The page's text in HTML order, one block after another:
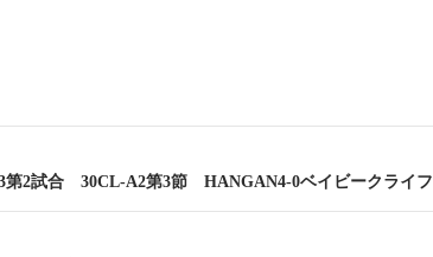
第2試合 30CL-A2第3節 HANGAN4-0ベイビークライフ